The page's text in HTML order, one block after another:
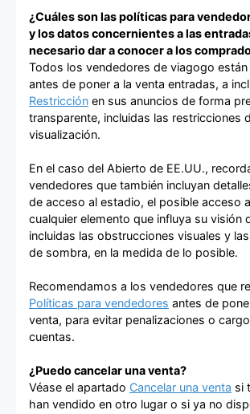
¿Cuáles son las políticas para
y los datos concernientes a las
necesario dar a conocer a los
Todos los vendedores de viagogo
antes de poner a la venta entradas, a
Restricción en sus anuncios de forma
transparente, incluidas las restricciones
visualización.
En el caso del Abierto de EE.UU.,
vendedores que también incluyan
de acceso al estadio, el posible acceso
cualquier elemento que influya su visión
incluidas las obstrucciones visuales y
de sombra, en la medida de lo posible.
Recomendamos a los vendedores que
Políticas para vendedores antes de
venta, para evitar penalizaciones o
cuentas.
¿Puedo cancelar una venta?
Véase el apartado Cancelar una venta si
han vendido en otro lugar o si ya no